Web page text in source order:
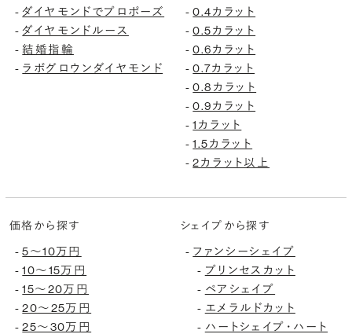
-ダイヤモンドでプロポーズ
-ダイヤモンドルース
-結婚指輪
- ラボグロウンダイヤモンド
-0.4カラット
-0.5カラット
-0.6カラット
-0.7カラット
-0.8カラット
-0.9カラット
-1カラット
-1.5カラット
-2カラット以上
価格から探す
-5〜10万円
-10〜15万円
-15〜20万円
-20〜25万円
-25〜30万円
シェイプから探す
- ファンシーシェイプ
- プリンセスカット
- ペアシェイプ
- エメラルドカット
- ハートシェイプ・ハート